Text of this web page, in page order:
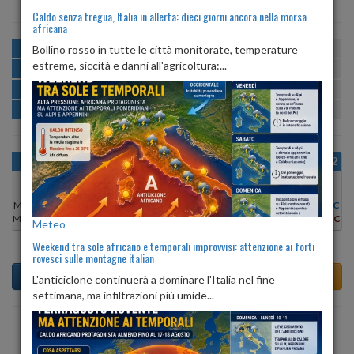
MATTINA min:21º max:30º U:60%
POMERIGGIO min:31º max:33º
SERA min: 26º max:34º U:59%-90%
NOTTE min:21º max:26º U:94%
OGGI
Min:
31°C
Max:33°C
VEN 07
Min:
31°C
Max:32°C
SAB 08
Min:31°C
Max:32°C
DOM 09
Min:31°C
Max:34°C
LUN 10
Min:
33°C
Max:35°C
MAR 11
Min:34°C
Max:35°C
MER 12
Min:
34°C
Max:35°C
Previsioni del Tempo a Allai di oggi
Caldo senza tregua, Italia in allerta: dieci giorni ancora nella morsa
africana
Bollino rosso in tutte le città monitorate, temperature
estreme, siccità e danni all'agricoltura:...
Meteo
Weekend tra sole africano e temporali improvvisi: attenzione ai forti
rovesci sulle montagne italian
L'anticiclone continuerà a dominare l'Italia nel fine
settimana, ma infiltrazioni più umide...